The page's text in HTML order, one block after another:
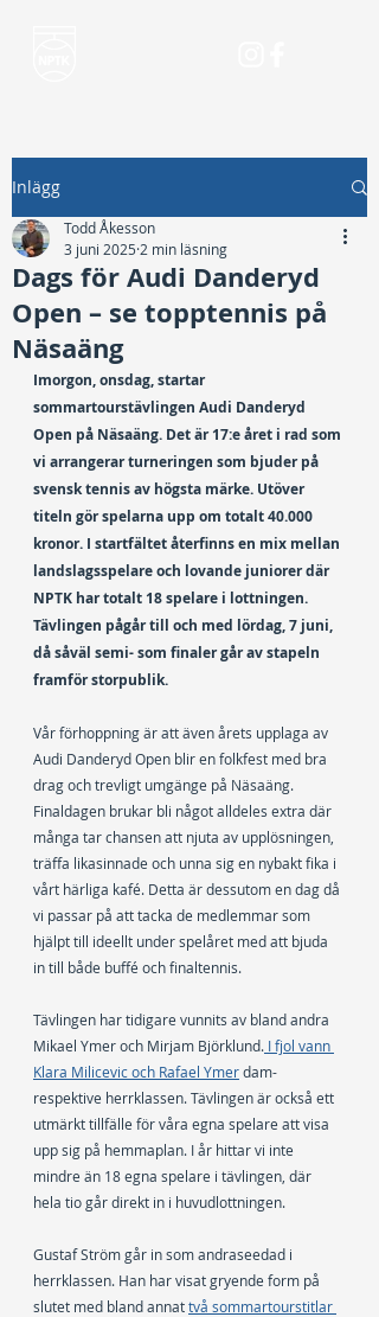
Inlägg
Dags för Audi Danderyd
Open – se topptennis på
Näsaäng
Todd Åkesson
3 juni 2025 2 min läsning
Imorgon, onsdag, startar
sommartourstävlingen Audi Danderyd
Open på Näsaäng. Det är 17:e året i rad som
vi arrangerar turneringen som bjuder på
svensk tennis av högsta märke. Utöver
titeln gör spelarna upp om totalt 40.000
kronor. I startfältet återfinns en mix mellan
landslagsspelare och lovande juniorer där
NPTK har totalt 18 spelare i lottningen.
Tävlingen pågår till och med lördag, 7 juni,
då såväl semi- som finaler går av stapeln
framför storpublik.
Vår förhoppning är att även årets upplaga av
Audi Danderyd Open blir en folkfest med bra
drag och trevligt umgänge på Näsaäng.
Finaldagen brukar bli något alldeles extra där
många tar chansen att njuta av upplösningen,
träffa likasinnade och unna sig en nybakt fika i
vårt härliga kafé. Detta är dessutom en dag då
vi passar på att tacka de medlemmar som
hjälpt till ideellt under spelåret med att bjuda
in till både buffé och finaltennis.
Tävlingen har tidigare vunnits av bland andra
Mikael Ymer och Mirjam Björklund. I fjol vann
Klara Milicevic och Rafael Ymer dam-
respektive herrklassen. Tävlingen är också ett
utmärkt tillfälle för våra egna spelare att visa
upp sig på hemmaplan. I år hittar vi inte
mindre än 18 egna spelare i tävlingen, där
hela tio går direkt in i huvudlottningen.
Gustaf Ström går in som andraseedad i
herrklassen. Han har visat gryende form på
slutet med bland annat två sommartourstitlar